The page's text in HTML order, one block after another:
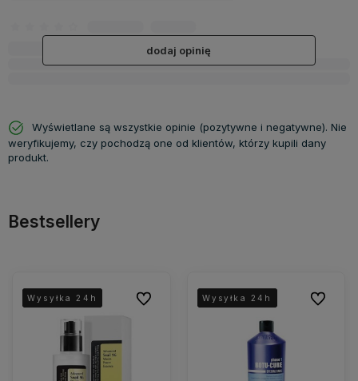
dodaj opinię
Wyświetlane są wszystkie opinie (pozytywne i negatywne). Nie
weryfikujemy, czy pochodzą one od klientów, którzy kupili dany
produkt.
Bestsellery
Wysyłka 24h
Wysyłka 24h
Wysyłka 24h Do ulubionychWysyłka 24h
Wysyłka 24h
Wysyłka 24h Do